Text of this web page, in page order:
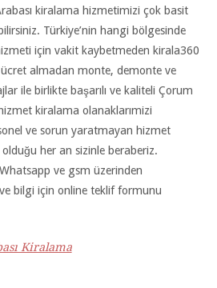
kiralama hizmetimizi çok basit
Türkiye’nin hangi bölgesinde
için vakit kaybetmeden kirala360
almadan monte, demonte ve
ile birlikte başarılı ve kaliteli Çorum
hizmet kiralama olanaklarımizi
ve sorun yaratmayan hizmet
olduğu her an sizinle beraberiz.
ve gsm üzerinden
bilgi için online teklif formunu
Kiralama